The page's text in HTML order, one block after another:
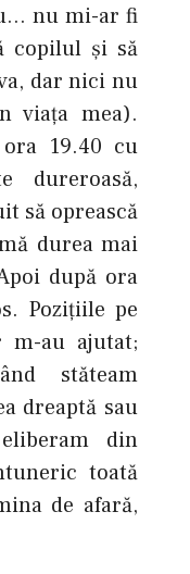
nu mi-ar fi
copilul şi să
dar nici nu
viaţa mea).
19.40 cu
dureroasă,
să oprească
durea mai
după ora
Poziţiile pe
m-au ajutat;
stăteam
dreaptă sau
din
toată
de afară,